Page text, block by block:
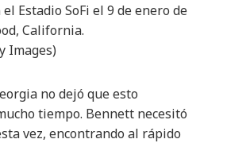
Estadio SoFi el 9 de enero de
California.
Images)
no dejó que esto
tiempo. Bennett necesitó
vez, encontrando al rápido